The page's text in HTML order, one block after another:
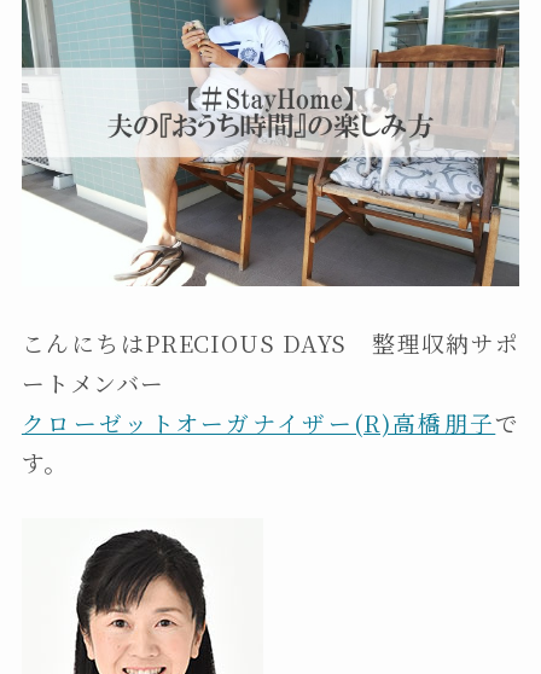
こんにちはPRECIOUS DAYS 整理収納サポ
ートメンバー
クローゼットオーガナイザー(R)高橋朋子で
す。